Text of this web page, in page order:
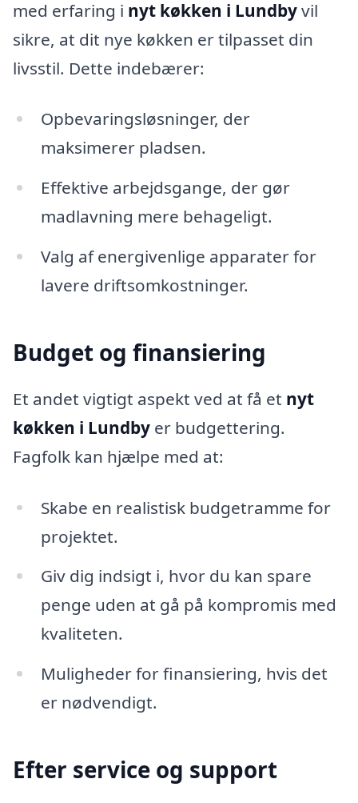
med erfaring i nyt køkken i Lundbyvil
sikre, at dit nye køkken er tilpasset din
livsstil. Dette indebærer:
Opbevaringsløsninger, der
maksimerer pladsen.
Effektive arbejdsgange, der gør
madlavning mere behageligt.
Valg af energivenlige apparater for
lavere driftsomkostninger.
Budget og finansiering
Et andet vigtigt aspekt ved at få et nyt
køkken i Lundby er budgettering.
Fagfolk kan hjælpe med at:
Skabe en realistisk budgetramme for
projektet.
Giv dig indsigt i, hvor du kan spare
penge uden at gå på kompromis med
kvaliteten.
Muligheder for finansiering, hvis det
er nødvendigt.
Efter service og support